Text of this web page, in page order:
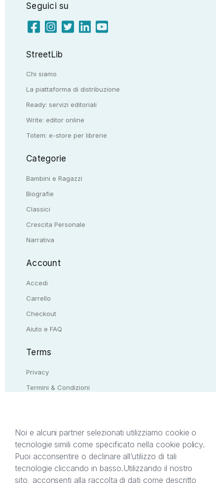
Seguici su
StreetLib
Chi siamo
La piattaforma di distribuzione
Ready: servizi editoriali
Write: editor online
Totem: e-store per librerie
Categorie
Bambini e Ragazzi
Biografie
Classici
Crescita Personale
Narrativa
Account
Accedi
Carrello
Checkout
Aiuto e FAQ
Terms
Privacy
Termini & Condizioni
Il presente sito web è di proprietà di StreetLib S.r.l.
titolare di tutti i diritti di proprietà intellettuale
Noi e alcuni partner selezionati utilizziamo cookie o
tecnologie simili come specificato nella cookie policy.
Puoi acconsentire o declinare all’utilizzo di tali
tecnologie cliccando in basso.Utilizzando il nostro
sito, acconsenti alla raccolta di dati come descritto